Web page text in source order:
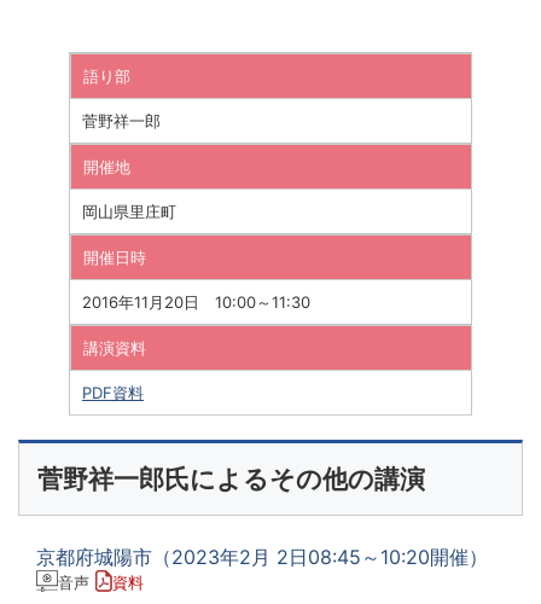
語り部
菅野祥一郎
開催地
岡山県里庄町
開催日時
2016年11月20日 10:00～11:30
講演資料
PDF資料
菅野祥一郎氏によるその他の講演
京都府城陽市（2023年2月 2日08:45～10:20開催）
音声 資料